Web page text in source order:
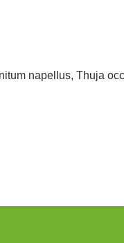
napellus, Thuja